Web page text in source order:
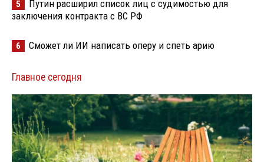
5
Путин расширил список лиц с судимостью для
заключения контракта с ВС РФ
6 Сможет ли ИИ написать оперу и спеть арию
Главное сегодня